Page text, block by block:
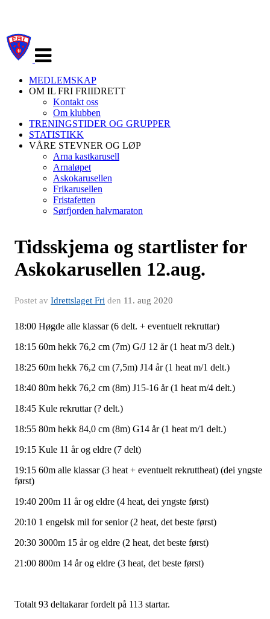
navigasjon
MEDLEMSKAP
OM IL FRI FRIIDRETT
Kontakt oss
Om klubben
TRENINGSTIDER OG GRUPPER
STATISTIKK
VÅRE STEVNER OG LØP
Arna kastkarusell
Arnaløpet
Askokarusellen
Frikarusellen
Fristafetten
Sørfjorden halvmaraton
Tidsskjema og startlister for
Askokarusellen 12.aug.
Postet av Idrettslaget Fri den 11. aug 2020
18:00 Høgde alle klassar (6 delt. + eventuelt rekruttar)
18:15 60m hekk 76,2 cm (7m) G/J 12 år (1 heat m/3 delt.)
18:25 60m hekk 76,2 cm (7,5m) J14 år (1 heat m/1 delt.)
18:40 80m hekk 76,2 cm (8m) J15-16 år (1 heat m/4 delt.)
18:45 Kule rekruttar (? delt.)
18:55 80m hekk 84,0 cm (8m) G14 år (1 heat m/1 delt.)
19:15 Kule 11 år og eldre (7 delt)
19:15 60m alle klassar (3 heat + eventuelt rekruttheat) (dei yngste
først)
19:40 200m 11 år og eldre (4 heat, dei yngste først)
20:10 1 engelsk mil for senior (2 heat, det beste først)
20:30 3000m 15 år og eldre (2 heat, det beste først)
21:00 800m 14 år og eldre (3 heat, det beste først)
Totalt 93 deltakarar fordelt på 113 startar.